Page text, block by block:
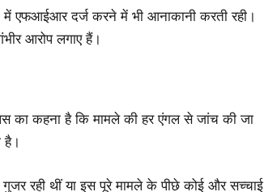
में एफआईआर दर्ज करने में भी आनाकानी करती रही।
आरोप लगाए हैं।
का कहना है कि मामले की हर एंगल से जांच की जा
है।
रही थीं या इस पूरे मामले के पीछे कोई और सच्चाई